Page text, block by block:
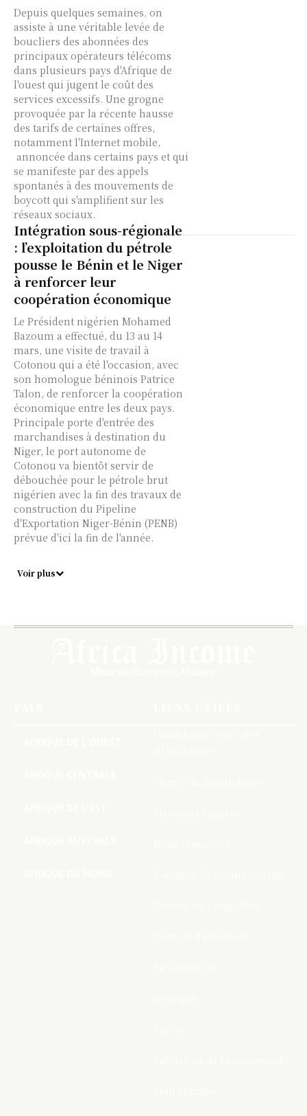
Depuis quelques semaines, on
assiste à une véritable levée de
boucliers des abonnées des
principaux opérateurs télécoms
dans plusieurs pays d'Afrique de
l'ouest qui jugent le coût des
services excessifs. Une grogne
provoquée par la récente hausse
des tarifs de certaines offres,
notamment l'Internet mobile,
annoncée dans certains pays et qui
se manifeste par des appels
spontanés à des mouvements de
boycott qui s'amplifient sur les
réseaux sociaux.
Intégration sous-régionale
: l’exploitation du pétrole
pousse le Bénin et le Niger
à renforcer leur
coopération économique
Le Président nigérien Mohamed
Bazoum a effectué, du 13 au 14
mars, une visite de travail à
Cotonou qui a été l'occasion, avec
son homologue béninois Patrice
Talon, de renforcer la coopération
économique entre les deux pays.
Principale porte d'entrée des
marchandises à destination du
Niger, le port autonome de
Cotonou va bientôt servir de
débouchée pour le pétrole brut
nigérien avec la fin des travaux de
construction du Pipeline
d'Exportation Niger-Bénin (PENB)
prévue d'ici la fin de l'année.
Voir plus